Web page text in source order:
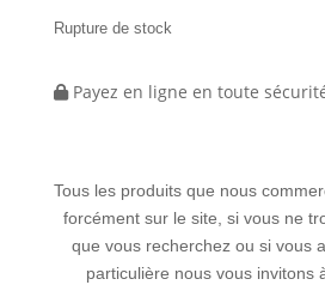
Rupture de stock
Payez en ligne en toute
Tous les produits que nous
forcément sur le site, si vous ne
que vous recherchez ou si vous
particulière nous vous invitons